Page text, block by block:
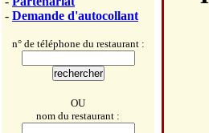
- Demande d'autocollant
n° de téléphone du restaurant :
OU
nom du restaurant :